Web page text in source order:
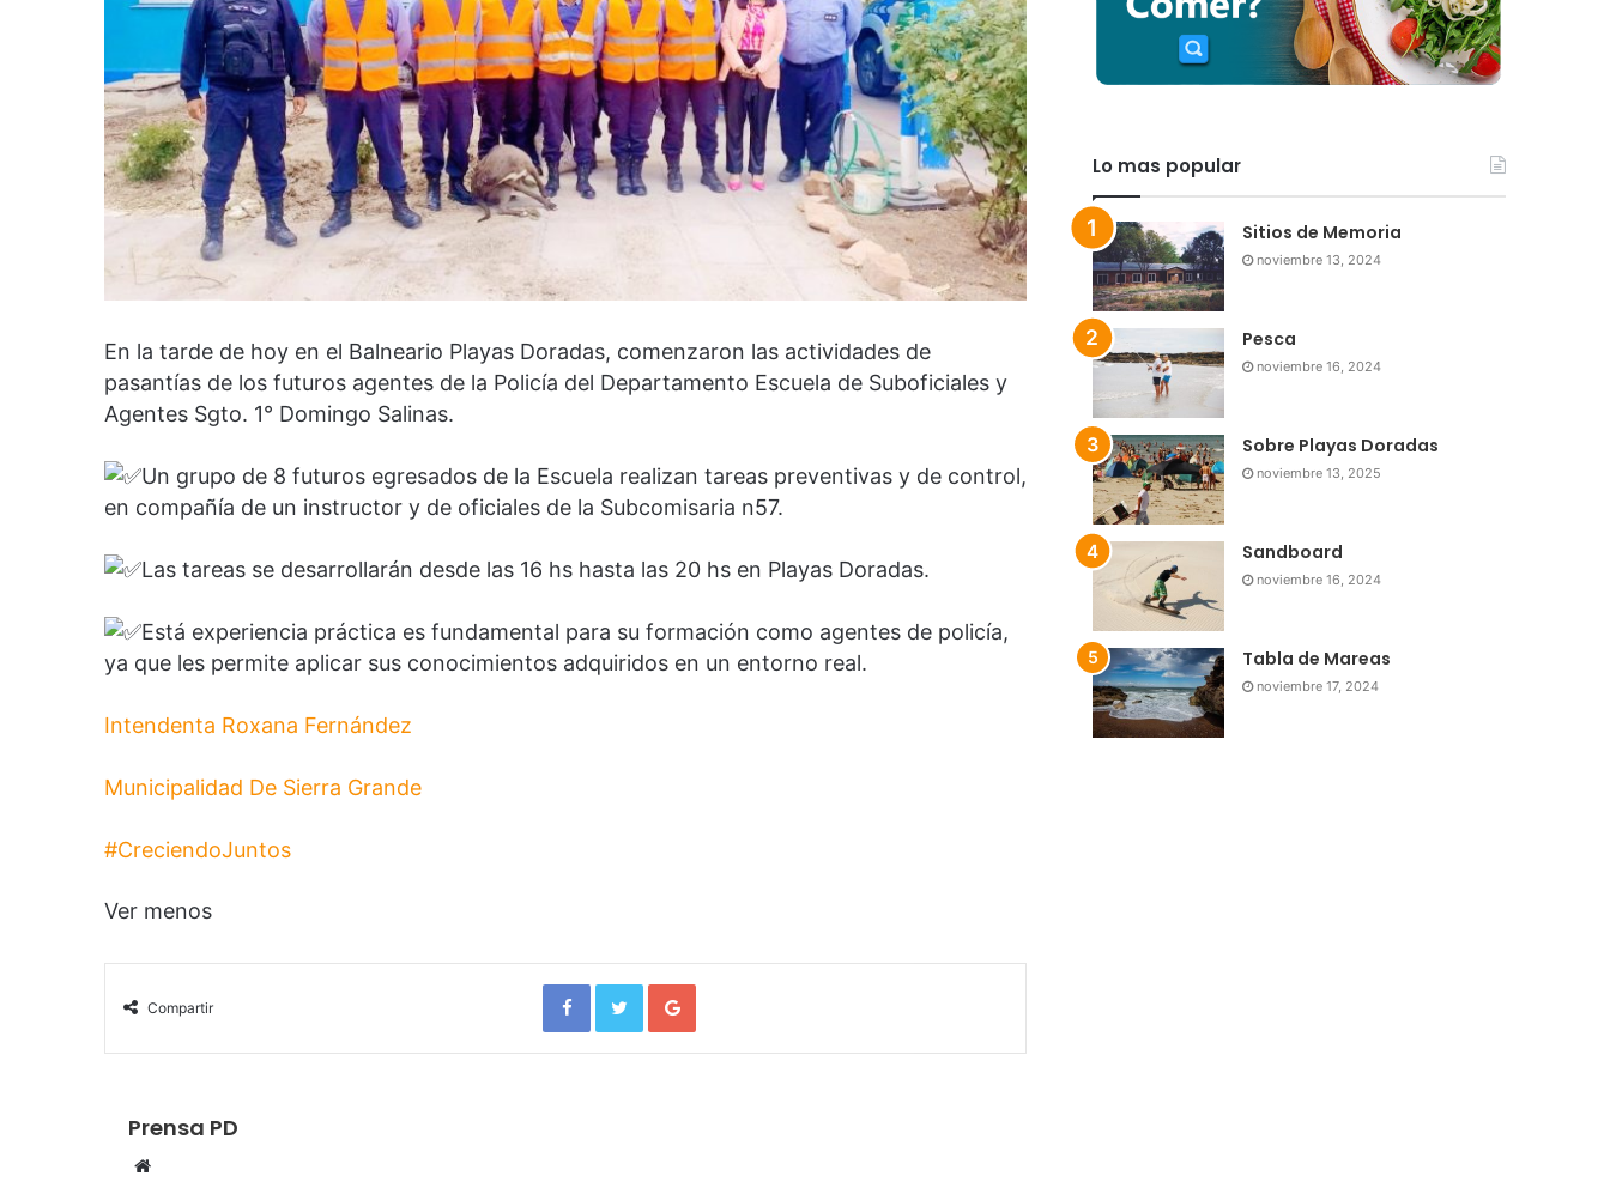
En la tarde de hoy en el Balneario Playas Doradas, comenzaron las actividades de
pasantías de los futuros agentes de la Policía del Departamento Escuela de Suboficiales y
Agentes Sgto. 1° Domingo Salinas.
Un grupo de 8 futuros egresados de la Escuela realizan tareas preventivas y de control,
en compañía de un instructor y de oficiales de la Subcomisaria n57.
Las tareas se desarrollarán desde las 16 hs hasta las 20 hs en Playas Doradas.
Está experiencia práctica es fundamental para su formación como agentes de policía,
ya que les permite aplicar sus conocimientos adquiridos en un entorno real.
Intendenta Roxana Fernández
Municipalidad De Sierra Grande
#CreciendoJuntos
Ver menos
Compartir
Facebook Twitter
Prensa PD
Lo mas popular
Sitios de Memoria
noviembre 13, 2024
Pesca
noviembre 16, 2024
Sobre Playas Doradas
noviembre 13, 2025
Sandboard
noviembre 16, 2024
Tabla de Mareas
noviembre 17, 2024